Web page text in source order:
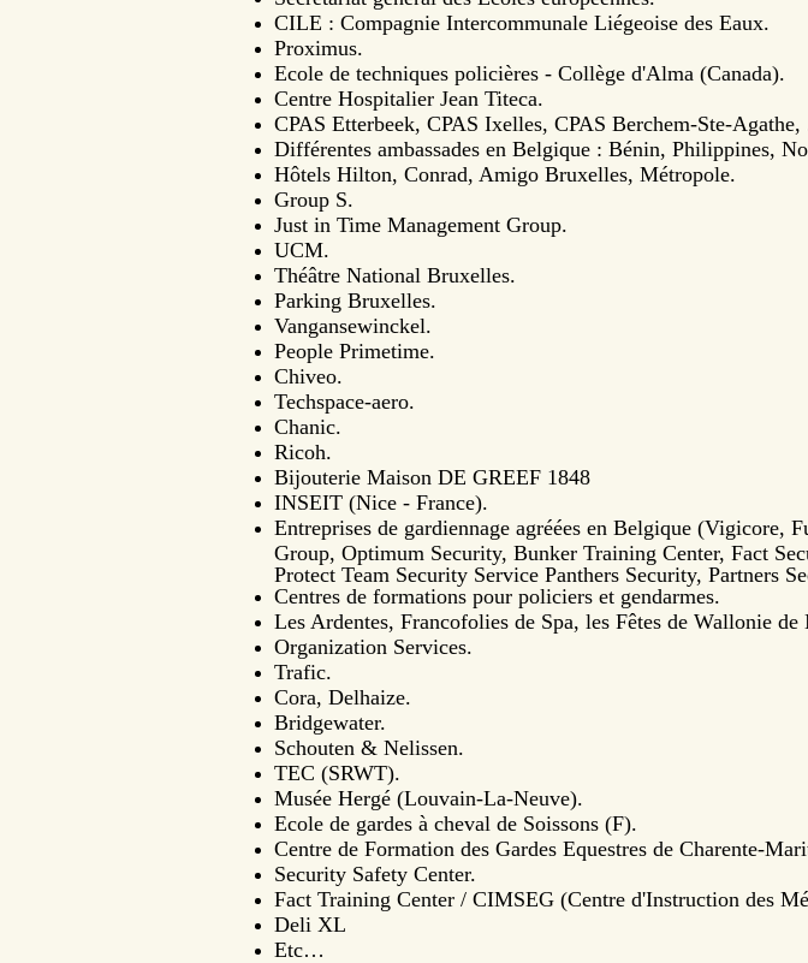
CILE : Compagnie Intercommunale Liégeoise des Eaux.
Proximus.
Ecole de techniques policières - Collège d'Alma (Canada).
Centre Hospitalier Jean Titeca.
CPAS Etterbeek, CPAS Ixelles, CPAS Berchem-Ste-Agathe,
Différentes ambassades en Belgique : Bénin, Philippines,
Hôtels Hilton, Conrad, Amigo Bruxelles, Métropole.
Group S.
Just in Time Management Group.
UCM.
Théâtre National Bruxelles.
Parking Bruxelles.
Vangansewinckel.
People Primetime.
Chiveo.
Techspace-aero.
Chanic.
Ricoh.
Bijouterie Maison DE GREEF 1848
INSEIT (Nice - France).
Entreprises de gardiennage agréées en Belgique
Group, Optimum Security, Bunker Training Center, Fact
Protect Team Security Service Panthers Security, Partners
Centres de formations pour policiers et gendarmes.
Les Ardentes, Francofolies de Spa, les Fêtes de Wallonie
Organization Services.
Trafic.
Cora, Delhaize.
Bridgewater.
Schouten & Nelissen.
TEC (SRWT).
Musée Hergé (Louvain-La-Neuve).
Ecole de gardes à cheval de Soissons (F).
Centre de Formation des Gardes Equestres de Charente-
Security Safety Center.
Fact Training Center / CIMSEG (Centre d'Instruction des
Deli XL
Etc…